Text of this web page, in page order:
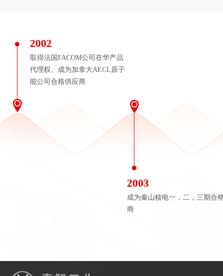
2002
取得法国FACOM公司在华产品
代理权、成为加拿大AECL原子
能公司合格供应商
2003
成为秦山核电一，二，三期合
商